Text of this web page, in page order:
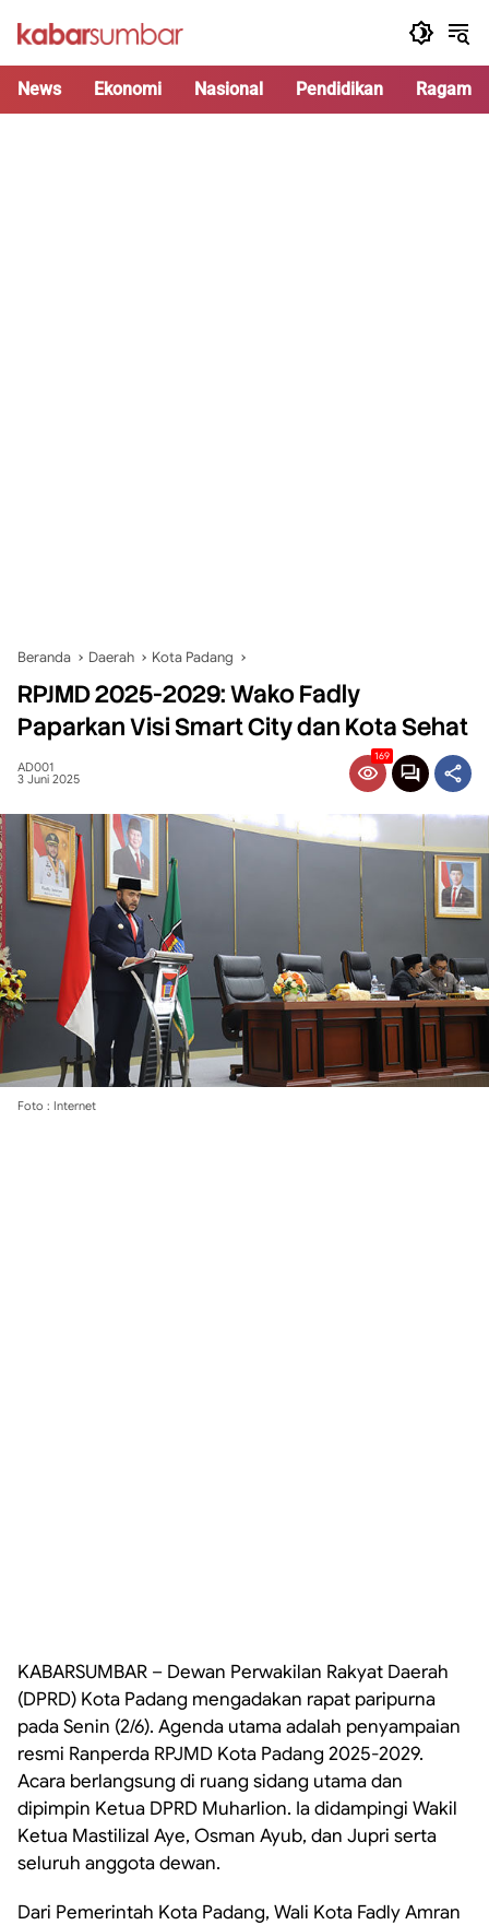
News Ekonomi Nasional Pendidikan Ragam
Beranda Daerah Kota Padang
RPJMD 2025-2029: Wako Fadly
Paparkan Visi Smart City dan Kota Sehat
AD001
3 Juni 2025
169
Foto : Internet
KABARSUMBAR – Dewan Perwakilan Rakyat Daerah
(DPRD) Kota Padang mengadakan rapat paripurna
pada Senin (2/6). Agenda utama adalah penyampaian
resmi Ranperda RPJMD Kota Padang 2025-2029.
Acara berlangsung di ruang sidang utama dan
dipimpin Ketua DPRD Muharlion. Ia didampingi Wakil
Ketua Mastilizal Aye, Osman Ayub, dan Jupri serta
seluruh anggota dewan.
Dari Pemerintah Kota Padang, Wali Kota Fadly Amran